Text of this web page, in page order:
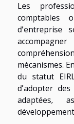
Les
comptables
d'entreprise
mécanismes.
du statut
d'adopter
adaptées,